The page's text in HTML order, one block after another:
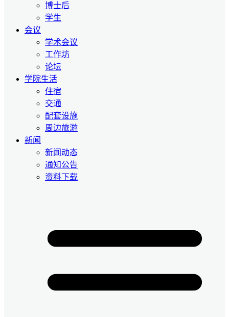
博士后
学生
会议
学术会议
工作坊
论坛
学院生活
住宿
交通
配套设施
周边旅游
新闻
新闻动态
通知公告
资料下载